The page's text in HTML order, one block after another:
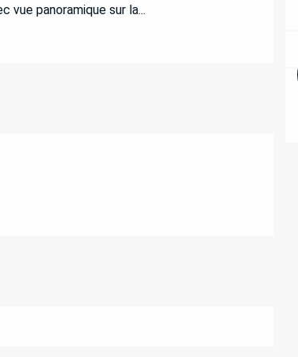
vue panoramique sur la...